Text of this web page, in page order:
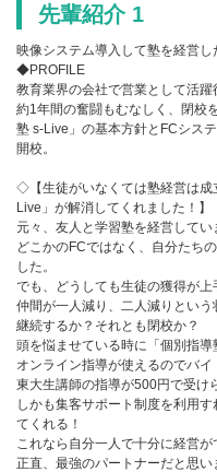
飲食・菓子業
サービス業
無店舗系
介護・福祉業
美容・健康業
海外FC本部
インターン独立・社員
101万円～300万円
301万円～500万円
501万円～1000万円
北海道
東北
甲信越・北陸
東海
近畿
四国
中国
九州・沖縄
ランキング
総合ランキング
介護
飲食
リペアクリーニング
100万以下で開業
夫婦で開業
脱サラで開業
法人様オススメ
説明会
イベント
会員登録
先輩紹介 1
映像システム導入して塾を経営
◆PROFILE
教育業界の会社で営業として活躍
約1年間の奮闘もむなしく、閉校
塾 s-Live」の基本方針とFCシス
開校。
◇【生徒がいなくては塾経営は成
Live」が解消してくれました！】
元々、友人と学習塾を経営してい
どこかのFCではなく、自分たち
した。
でも、どうしても生徒の獲得が上
仲間が一人減り、二人減りとい
継続するか？それとも閉校か？
頭を悩ませている時に「個別指導
オンライン指導が使えるのでバイ
東大生講師の指導が500円で受け
しかも集客サポート制度を利用
てくれる！
これなら自分一人で十分に経営が
正直、最強のパートナーだと思い